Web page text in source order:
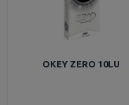
OKEY ZERO 10LU